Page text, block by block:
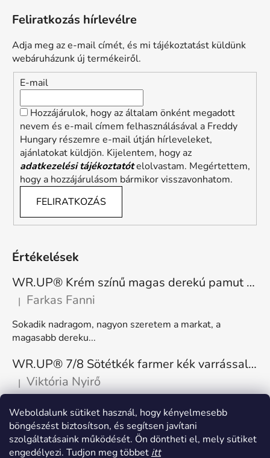
Weboldalunk sütiket használ, hogy kényelmesebb
böngészést biztosítson, és segítsen javítani
szolgáltatásaink működését. Ön döntheti el, mely sütiket
engedélyezi. Tudjon meg többet itt
Feliratkozás hírlevélre
Adja meg az e-mail címét, és mi tájékoztatást küldünk
webáruházunk új termékeiről.
E-mail
Hozzájárulok, hogy az általam önként megadott
nevem és e-mail címem felhasználásával a Freddy
Hungary részemre e-mail útján hírleveleket,
ajánlatokat küldjön. Kijelentem, hogy az
adatkezelési tájékoztatótelolvastam. Megértettem,
hogy a hozzájárulásom bármikor visszavonhatom.
FELIRATKOZÁS
Értékelések
WR.UP® Krém színű magas derekú pamut nadrág RE(MOVE) WRUP1HC001ORG, Z40
A termék értékelése 5-ből 5 csillag.
| Farkas Fanni
Sokadik nadragom, nagyon szeretem a markat, a
magasabb dereku...
WR.UP® 7/8 Sötétkék farmer kék varrással, superskinny RE(MOVE) WRUP4RC002ORG, J0B
A termék értékelése 5-ből 5 csillag.
| Viktória Nyirő
Nagyon kényelmes, rugalmas. Méretnek megfelelő.